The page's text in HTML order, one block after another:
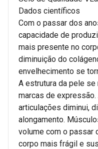
Dados científicos
Com o passar dos
capacidade de
mais presente no
diminuição do
envelhecimento se
A estrutura da pele
marcas de
articulações diminui,
alongamento.
volume com o passar
corpo mais frágil e